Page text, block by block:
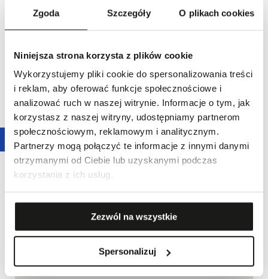
Zgoda Szczegóły O plikach cookies
Niniejsza strona korzysta z plików cookie
Wykorzystujemy pliki cookie do spersonalizowania treści
i reklam, aby oferować funkcje społecznościowe i
analizować ruch w naszej witrynie. Informacje o tym, jak
korzystasz z naszej witryny, udostępniamy partnerom
społecznościowym, reklamowym i analitycznym.
Partnerzy mogą połączyć te informacje z innymi danymi
otrzymanymi od Ciebie lub uzyskanymi podczas
korzystania z ich usług.
Zezwól na wszystkie
Spersonalizuj